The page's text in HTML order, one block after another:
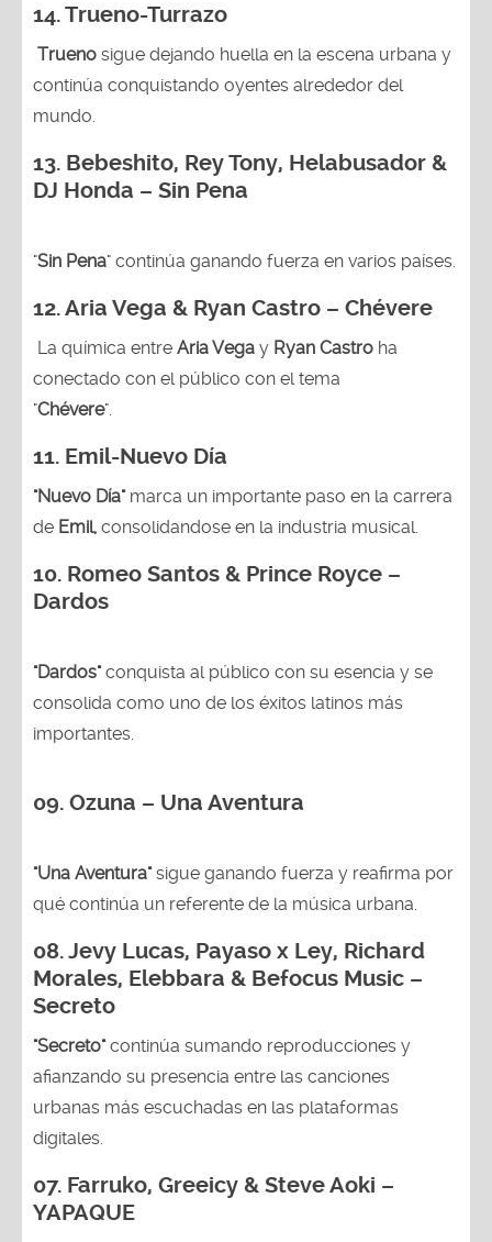
14.Trueno-Turrazo
Trueno sigue dejando huella en la escena urbana y
continúa conquistando oyentes alrededor del
mundo.
13. Bebeshito, Rey Tony, Helabusador &
DJ Honda – Sin Pena
"Sin Pena" continúa ganando fuerza en varios países.
12. Aria Vega & Ryan Castro – Chévere
La química entre Aria Vega y Ryan Castro ha
conectado con el público con el tema
"Chévere".
11. Emil-Nuevo Día
"Nuevo Día"marca un importante paso en la carrera
de Emil, consolidandose en la industria musical.
10. Romeo Santos & Prince Royce –
Dardos
"Dardos"conquista al público con su esencia y se
consolida como uno de los éxitos latinos más
importantes.
09. Ozuna – Una Aventura
"Una Aventura"sigue ganando fuerza y reafirma por
qué continúa un referente de la música urbana.
08. Jevy Lucas, Payaso x Ley, Richard
Morales, Elebbara & Befocus Music –
Secreto
"Secreto"continúa sumando reproducciones y
afianzando su presencia entre las canciones
urbanas más escuchadas en las plataformas
digitales.
07. Farruko, Greeicy & Steve Aoki –
YAPAQUE